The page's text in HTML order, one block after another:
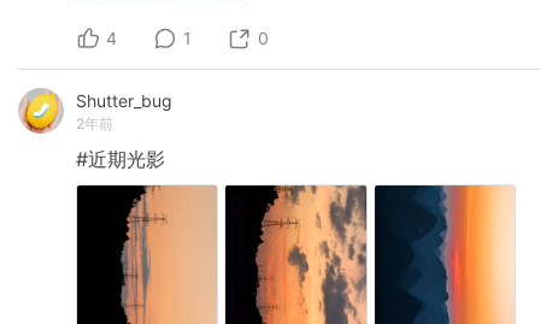
4 1 0
Shutter_bug
2年前
#近期光影